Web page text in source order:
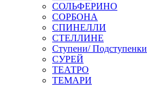
СОЛЬФЕРИНО
СОРБОНА
СПИНЕЛЛИ
СТЕЛЛИНЕ
Ступени/ Подступенки
СУРЕЙ
ТЕАТРО
ТЕМАРИ